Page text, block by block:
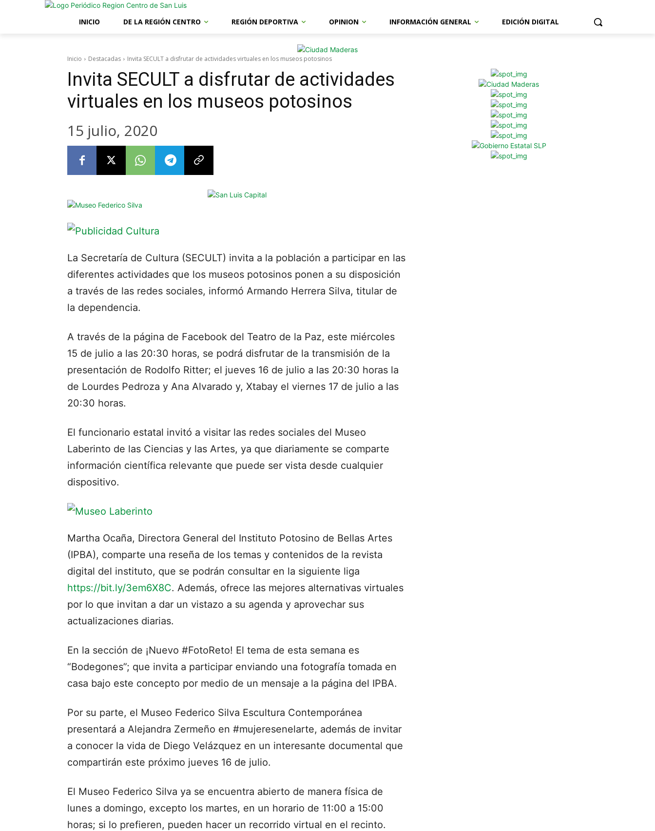
INICIO DE LA REGIÓN CENTRO REGIÓN DEPORTIVA OPINION INFORMACIÓN GENERAL EDICIÓN DIGITAL
Inicio Destacadas Invita SECULT a disfrutar de actividades virtuales en los museos potosinos
Invita SECULT a disfrutar de actividades
virtuales en los museos potosinos
15 julio, 2020
La Secretaría de Cultura (SECULT) invita a la población a participar en las
diferentes actividades que los museos potosinos ponen a su disposición
a través de las redes sociales, informó Armando Herrera Silva, titular de
la dependencia.
A través de la página de Facebook del Teatro de la Paz, este miércoles
15 de julio a las 20:30 horas, se podrá disfrutar de la transmisión de la
presentación de Rodolfo Ritter; el jueves 16 de julio a las 20:30 horas la
de Lourdes Pedroza y Ana Alvarado y, Xtabay el viernes 17 de julio a las
20:30 horas.
El funcionario estatal invitó a visitar las redes sociales del Museo
Laberinto de las Ciencias y las Artes, ya que diariamente se comparte
información científica relevante que puede ser vista desde cualquier
dispositivo.
Martha Ocaña, Directora General del Instituto Potosino de Bellas Artes
(IPBA), comparte una reseña de los temas y contenidos de la revista
digital del instituto, que se podrán consultar en la siguiente liga
https://bit.ly/3em6X8C. Además, ofrece las mejores alternativas virtuales
por lo que invitan a dar un vistazo a su agenda y aprovechar sus
actualizaciones diarias.
En la sección de ¡Nuevo #FotoReto! El tema de esta semana es
“Bodegones”; que invita a participar enviando una fotografía tomada en
casa bajo este concepto por medio de un mensaje a la página del IPBA.
Por su parte, el Museo Federico Silva Escultura Contemporánea
presentará a Alejandra Zermeño en #mujeresenelarte, además de invitar
a conocer la vida de Diego Velázquez en un interesante documental que
compartirán este próximo jueves 16 de julio.
El Museo Federico Silva ya se encuentra abierto de manera física de
lunes a domingo, excepto los martes, en un horario de 11:00 a 15:00
horas; si lo prefieren, pueden hacer un recorrido virtual en el recinto.